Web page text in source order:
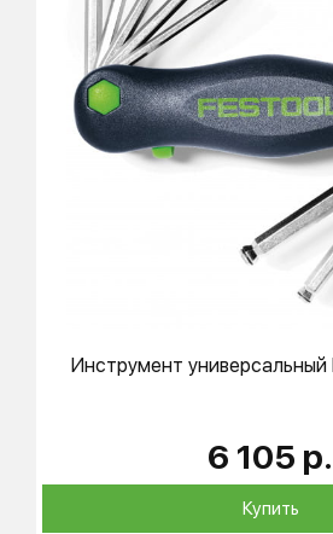
Инструмент универсальный
6 105 р.
Купить